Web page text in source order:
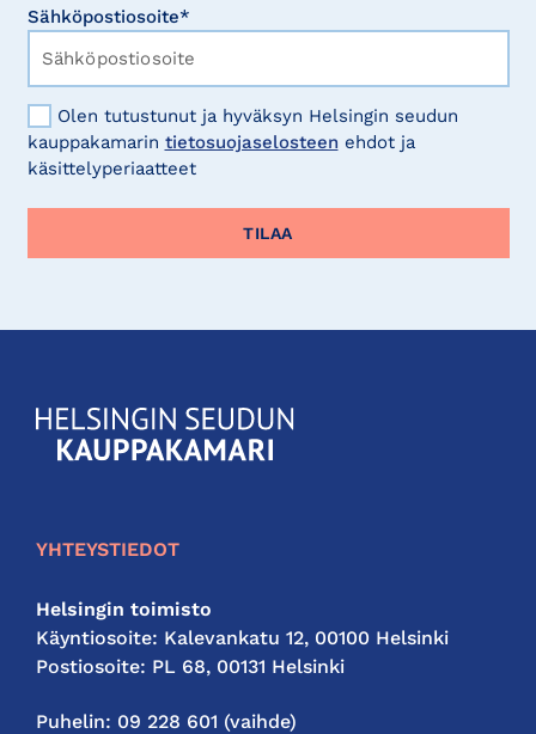
Sähköpostiosoite*
Olen tutustunut ja hyväksyn Helsingin seudun
kauppakamarin tietosuojaselosteen ehdot ja
käsittelyperiaatteet
KauppakamariHelsingin
seudun
YHTEYSTIEDOT
Helsingin toimisto
Käyntiosoite: Kalevankatu 12, 00100 Helsinki
Postiosoite: PL 68, 00131 Helsinki
Puhelin: 09 228 601 (vaihde)